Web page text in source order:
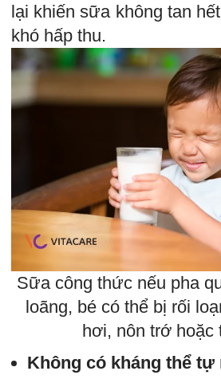
lại khiến sữa không tan
khó hấp thu.
Sữa công thức nếu pha
loãng, bé có thể bị rối
hơi, nôn trớ hoặc
Không có kháng thể tự